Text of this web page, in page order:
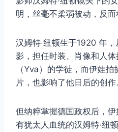
明，丝毫不柔弱被动，反而
汉姆特‧纽顿生于1920 年
影，担任时装、肖像和人
（Yva）的学徒，而伊娃
片，也影响了他日后的创作
但纳粹掌握德国政权后，伊
有犹太人血统的汉姆特‧纽